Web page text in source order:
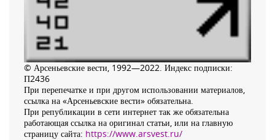
© Арсеньевские вести, 1992—2022. Индекс подписки:
П2436
При перепечатке и при другом использовании материалов,
ссылка на «Арсеньевские вести» обязательна.
При републикации в сети интернет так же обязательна
работающая ссылка на оригинал статьи, или на главную
страницу сайта: https://www.arsvest.ru/